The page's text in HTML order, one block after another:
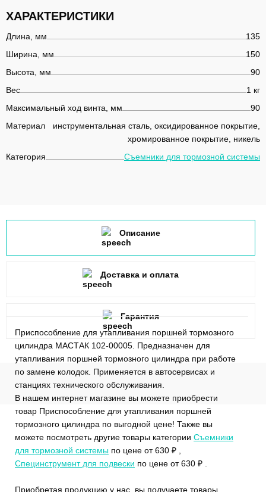
ХАРАКТЕРИСТИКИ
Длина, мм
135
Ширина, мм
150
Высота, мм
90
Вес
1 кг
Максимальный ход винта, мм
90
Материал
инструментальная сталь, оксидированное покрытие,
хромированное покрытие, никель
Категория
Съемники для тормозной системы
Описание
Приспособление для утапливания поршней тормозного
цилиндра МАСТАК 102-00005. Предназначен для
утапливания поршней тормозного цилиндра при работе
по замене колодок. Применяется в автосервисах и
станциях технического обслуживания.
В нашем интернет магазине вы можете приобрести
товар Приспособление для утапливания поршней
тормозного цилиндра по выгодной цене! Также вы
можете посмотреть другие товары категории Съемники
для тормозной системы по цене от 630 ₽ ,
Специнструмент для подвески по цене от 630 ₽ .
Приобретая продукцию у нас, вы получаете товары
Доставка и оплата
Гарантия